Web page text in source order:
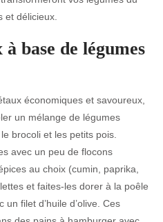
et délicieux.
base de légumes
économiques et savoureux,
un mélange de légumes
brocoli et les petits pois.
avec un peu de flocons
au choix (cumin, paprika,
et faites-les dorer à la poêle
filet d’huile d’olive. Ces